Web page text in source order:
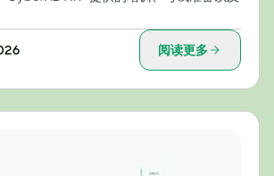
阅读更多